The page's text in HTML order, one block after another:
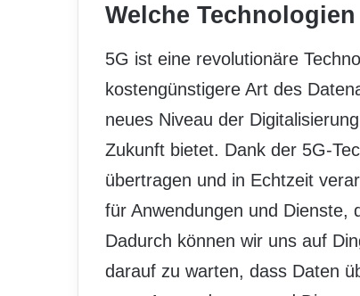
Welche
5G ist eine revolutionäre
kostengünstigere Art des
neues Niveau der
Zukunft bietet. Dank der 5G-
übertragen und in Echtzeit
für Anwendungen und Dienste,
Dadurch können wir uns auf
darauf zu warten, dass Daten